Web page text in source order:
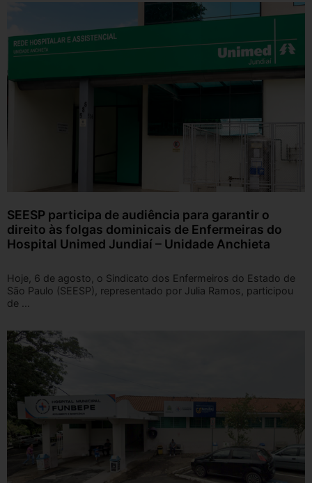
SEESP participa de audiência para garantir o
direito às folgas dominicais de Enfermeiras do
Hospital Unimed Jundiaí – Unidade Anchieta
Hoje, 6 de agosto, o Sindicato dos Enfermeiros do Estado de
São Paulo (SEESP), representado por Julia Ramos, participou
de ...